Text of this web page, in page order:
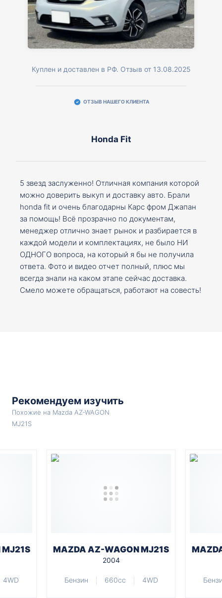
Куплен и доставлен в РФ. Отзыв от 13.08.2025
ОТЗЫВ НАШЕГО КЛИЕНТА
Honda Fit
5 звезд заслуженно! Отличная компания которой
можно доверить выкуп и доставку авто. Брали
honda fit и очень благодарны Карс фром Джапан
за помощь! Всё прозрачно по документам,
менеджер отлично знает рынок и разбирается в
каждой модели и комплектациях, не было НИ
ОДНОГО вопроса, на который я бы не получила
ответа. Фото и видео отчет полный, плюс мы
всегда знали на каком этапе сейчас доставка.
Смело можете обращаться, работают на совесть!
Рекомендуем изучить
Похожие на Mazda AZ-WAGON
MJ21S
4WD
MAZDA AZ-WAGON MJ21S
2004
Бензин 660cc 4WD